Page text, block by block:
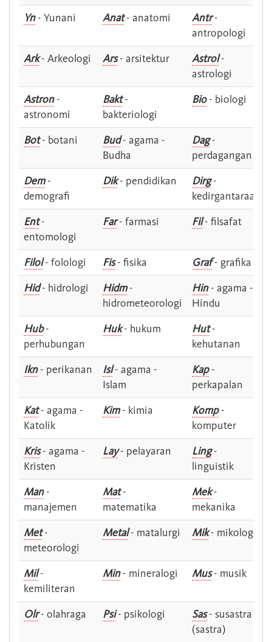
Yn- Yunani Anat- anatomi Antr-
antropologi
Ark- Arkeologi Ars- arsitektur Astrol-
astrologi
Astron-
astronomi
Bakt-
bakteriologi
Bio- biologi
Bot- botani Bud- agama -
Budha
Dag-
perdagangan
Dem-
demografi
Dik- pendidikan Dirg-
kedirgantaraan
Ent-
entomologi
Far- farmasi Fil- filsafat
Filol- folologi Fis- fisika Graf- grafika
Hid- hidrologi Hidm-
hidrometeorologi
Hin- agama -
Hindu
Hub-
perhubungan
Huk- hukum Hut-
kehutanan
Ikn- perikanan Isl- agama -
Islam
Kap-
perkapalan
Kat- agama -
Katolik
Kim- kimia Komp-
komputer
Kris- agama -
Kristen
Lay- pelayaran Ling-
linguistik
Man-
manajemen
Mat-
matematika
Mek-
mekanika
Met-
meteorologi
Metal- matalurgi Mik- mikologi
Mil-
kemiliteran
Min- mineralogi Mus- musik
Olr- olahraga Psi- psikologi Sas- susastra -
(sastra)